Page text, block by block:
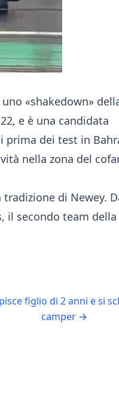
«shakedown»
e è una candidata
prima dei test in
nella zona del
di Newey.
il secondo team della
figlio di 2 anni e si
camper →